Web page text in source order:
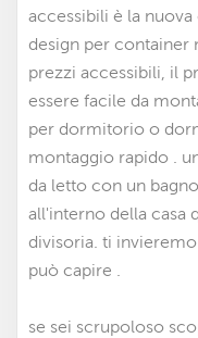
accessibili è la
design per container
prezzi accessibili il
essere facile da
per dormitorio o
montaggio rapido .
da letto con un
all'interno della casa
divisoria. ti
può capire .
se sei scrupoloso